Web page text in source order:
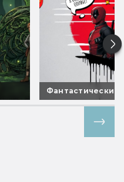
Фантастические